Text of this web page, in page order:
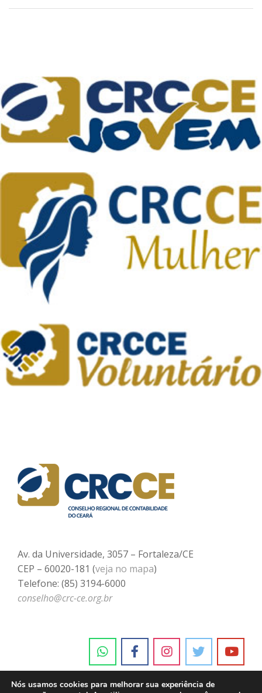
Av. da Universidade, 3057 – Fortaleza/CE
CEP – 60020-181 (veja no mapa)
Telefone: (85) 3194-6000
conselho@crc-ce.org.br
Nós usamos cookies para melhorar sua experiência de